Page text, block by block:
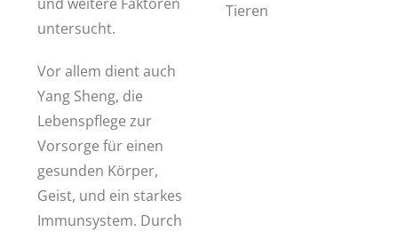
untersucht.
Vor allem dient auch
Yang Sheng, die
Lebenspflege zur
Vorsorge für einen
gesunden Körper,
Geist, und ein starkes
Immunsystem. Durch
Tieren